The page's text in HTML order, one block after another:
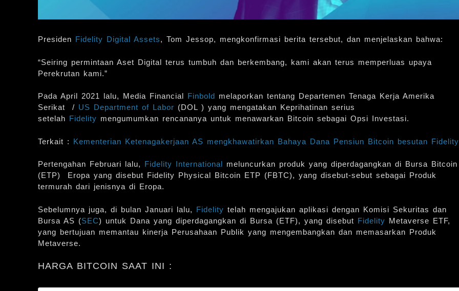
Presiden Fidelity Digital Assets, Tom Jessop, mengkonfirmasi berita tersebut, dan menjelaskan bahwa:
“Seiring permintaan Aset Digital terus tumbuh dan berkembang, kami akan terus memperluas upaya
Perekrutan kami.”
Pada April 2021 lalu, Media Financial Finbold melaporkan tentang Departemen Tenaga Kerja Amerika
Serikat / US Department of Labor (DOL ) yang mengatakan Keprihatinan serius
setelah Fidelity mengumumkan rencananya untuk menawarkan Bitcoin sebagai Opsi Investasi.
Terkait : Kementerian Ketenagakerjaan AS mengkhawatirkan Bahaya Dana Pensiun Bitcoin besutan Fidelity
Pertengahan Februari lalu, Fidelity International meluncurkan produk yang diperdagangkan di Bursa Bitcoin
(ETP) Eropa yang disebut Fidelity Physical Bitcoin ETP (FBTC), yang disebut-sebut sebagai Produk
termurah dari jenisnya di Eropa.
Sebelumnya juga, di bulan Januari lalu, Fidelity telah mengajukan aplikasi dengan Komisi Sekuritas dan
Bursa AS (SEC) untuk Dana yang diperdagangkan di Bursa (ETF), yang disebut Fidelity Metaverse ETF,
yang bertujuan memantau kinerja Perusahaan Publik yang mengembangkan dan memasarkan Produk
Metaverse.
HARGA BITCOIN SAAT INI :